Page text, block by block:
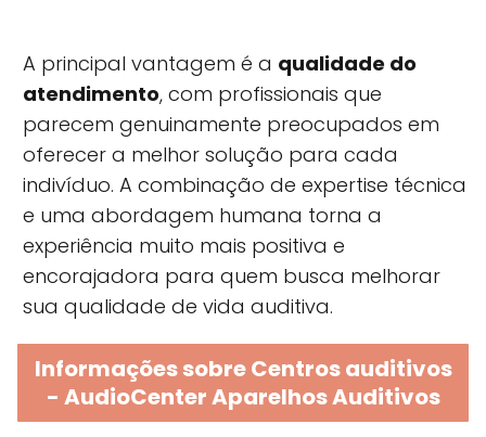
A principal vantagem é a qualidade do
atendimento, com profissionais que
parecem genuinamente preocupados em
oferecer a melhor solução para cada
indivíduo. A combinação de expertise técnica
e uma abordagem humana torna a
experiência muito mais positiva e
encorajadora para quem busca melhorar
sua qualidade de vida auditiva.
Informações sobre Centros auditivos
- AudioCenter Aparelhos Auditivos